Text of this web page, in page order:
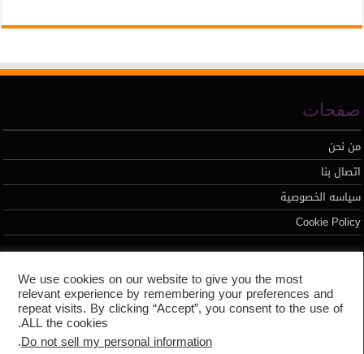
صفحات
من نحن
اتصال بنا
سياسه الخصوصية
Cookie Policy
تطوير محمد السيد
We use cookies on our website to give you the most
relevant experience by remembering your preferences and
repeat visits. By clicking “Accept”, you consent to the use of
ALL the cookies.
Do not sell my personal information
.